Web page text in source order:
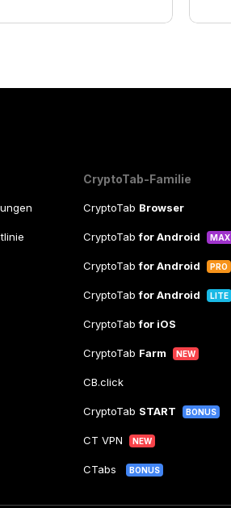
CryptoTab-Familie
CryptoTab Browser
CryptoTabfor Android MAX
CryptoTabfor Android PRO
CryptoTabfor Android LITE
CryptoTabfor iOS
CryptoTab Farm NEW
CB.click
CryptoTab START BONUS
CT VPN NEW
CTabs BONUS